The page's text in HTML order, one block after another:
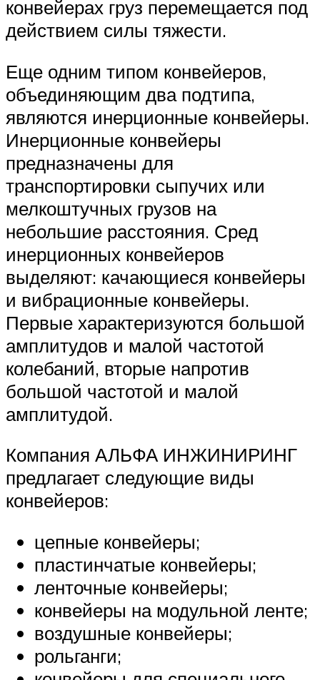
конвейерах груз перемещается под
действием силы тяжести.
Еще одним типом конвейеров,
объединяющим два подтипа,
являются инерционные конвейеры.
Инерционные конвейеры
предназначены для
транспортировки сыпучих или
мелкоштучных грузов на
небольшие расстояния. Сред
инерционных конвейеров
выделяют: качающиеся конвейеры
и вибрационные конвейеры.
Первые характеризуются большой
амплитудов и малой частотой
колебаний, вторые напротив
большой частотой и малой
амплитудой.
Компания АЛЬФА ИНЖИНИРИНГ
предлагает следующие виды
конвейеров:
цепные конвейеры;
пластинчатые конвейеры;
ленточные конвейеры;
конвейеры на модульной ленте;
воздушные конвейеры;
рольганги;